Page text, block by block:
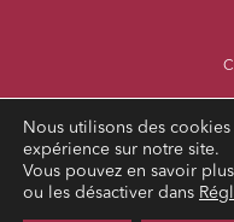
Nous utilisons des
expérience sur notre site.
Vous pouvez en savoir
ou les désactiver dans